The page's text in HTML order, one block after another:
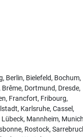
, Berlin, Bielefeld, Bochum,
Brême, Dortmund, Dresde,
, Francfort, Fribourg,
, Karlsruhe, Cassel,
Lübeck, Mannheim,
, Rostock,